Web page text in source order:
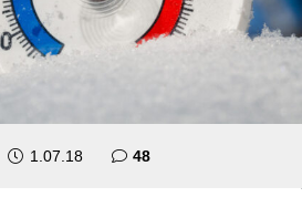
1.07.18 48komentara